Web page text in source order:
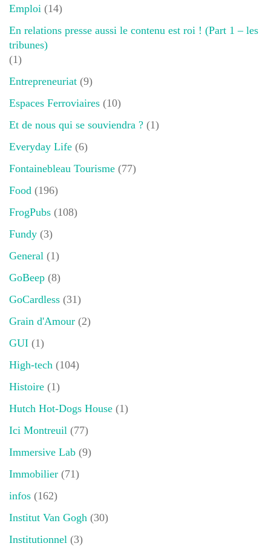
Emploi (14)
En relations presse aussi le contenu est roi ! (Part 1 – les
tribunes)
(1)
Entrepreneuriat (9)
Espaces Ferroviaires (10)
Et de nous qui se souviendra ? (1)
Everyday Life (6)
Fontainebleau Tourisme (77)
Food (196)
FrogPubs (108)
Fundy (3)
General (1)
GoBeep (8)
GoCardless (31)
Grain d'Amour (2)
GUI (1)
High-tech (104)
Histoire (1)
Hutch Hot-Dogs House (1)
Ici Montreuil (77)
Immersive Lab (9)
Immobilier (71)
infos (162)
Institut Van Gogh (30)
Institutionnel (3)